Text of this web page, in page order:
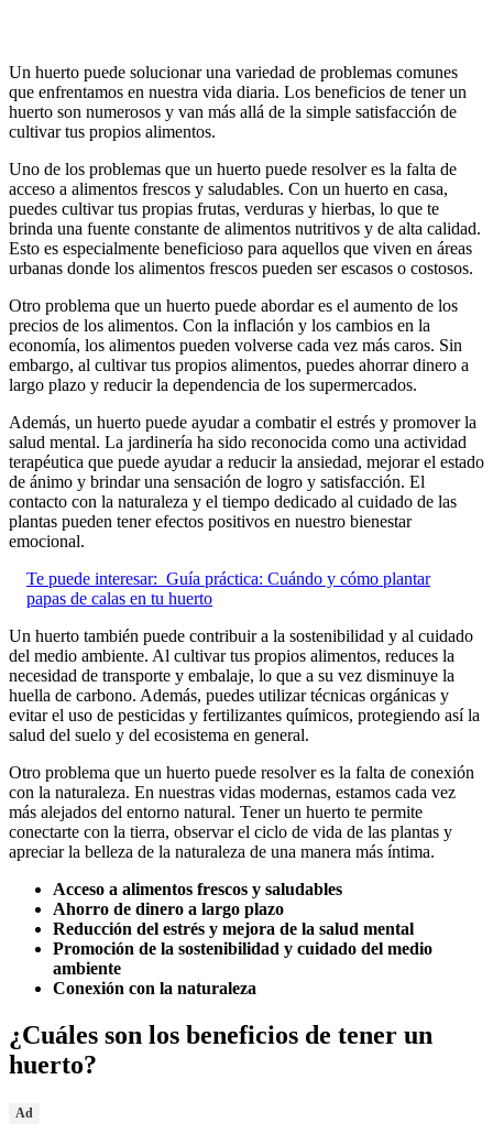
Un huerto puede solucionar una variedad de problemas comunes
que enfrentamos en nuestra vida diaria. Los beneficios de tener un
huerto son numerosos y van más allá de la simple satisfacción de
cultivar tus propios alimentos.
Uno de los problemas que un huerto puede resolver es la falta de
acceso a alimentos frescos y saludables. Con un huerto en casa,
puedes cultivar tus propias frutas, verduras y hierbas, lo que te
brinda una fuente constante de alimentos nutritivos y de alta calidad.
Esto es especialmente beneficioso para aquellos que viven en áreas
urbanas donde los alimentos frescos pueden ser escasos o costosos.
Otro problema que un huerto puede abordar es el aumento de los
precios de los alimentos. Con la inflación y los cambios en la
economía, los alimentos pueden volverse cada vez más caros. Sin
embargo, al cultivar tus propios alimentos, puedes ahorrar dinero a
largo plazo y reducir la dependencia de los supermercados.
Además, un huerto puede ayudar a combatir el estrés y promover la
salud mental. La jardinería ha sido reconocida como una actividad
terapéutica que puede ayudar a reducir la ansiedad, mejorar el estado
de ánimo y brindar una sensación de logro y satisfacción. El
contacto con la naturaleza y el tiempo dedicado al cuidado de las
plantas pueden tener efectos positivos en nuestro bienestar
emocional.
Te puede interesar: Guía práctica: Cuándo y cómo plantar
papas de calas en tu huerto
Un huerto también puede contribuir a la sostenibilidad y al cuidado
del medio ambiente. Al cultivar tus propios alimentos, reduces la
necesidad de transporte y embalaje, lo que a su vez disminuye la
huella de carbono. Además, puedes utilizar técnicas orgánicas y
evitar el uso de pesticidas y fertilizantes químicos, protegiendo así la
salud del suelo y del ecosistema en general.
Otro problema que un huerto puede resolver es la falta de conexión
con la naturaleza. En nuestras vidas modernas, estamos cada vez
más alejados del entorno natural. Tener un huerto te permite
conectarte con la tierra, observar el ciclo de vida de las plantas y
apreciar la belleza de la naturaleza de una manera más íntima.
Acceso a alimentos frescos y saludables
Ahorro de dinero a largo plazo
Reducción del estrés y mejora de la salud mental
Promoción de la sostenibilidad y cuidado del medio
ambiente
Conexión con la naturaleza
¿Cuáles son los beneficios de tener un
huerto?
Ad